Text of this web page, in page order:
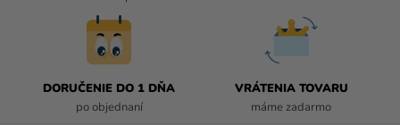
DORUČENIE DO 1 DŇA
po objednaní
VRÁTENIA TOVARU
máme zadarmo